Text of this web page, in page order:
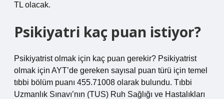
TL olacak.
Psikiyatri kaç puan istiyor?
Psikiyatrist olmak için kaç puan gerekir? Psikiyatrist
olmak için AYT’de gereken sayısal puan türü için temel
tıbbi bölüm puanı 455.71008 olarak bulundu. Tıbbi
Uzmanlık Sınavı’nın (TUS) Ruh Sağlığı ve Hastalıkları